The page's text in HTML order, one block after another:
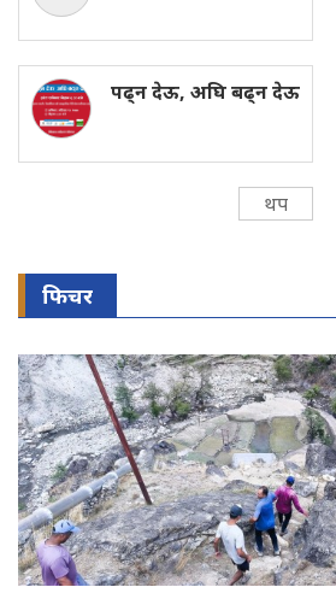
पढ्न देऊ, अघि बढ्न देऊ
थप
फिचर